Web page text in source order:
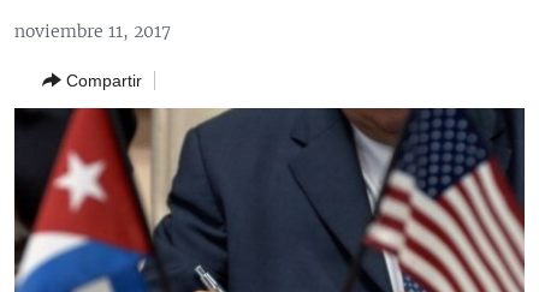
principal
búsqueda
SOBRE CUBA
ARTE Y ENTRETENIMIENTO
OPINIÓN GRÁFICA
AUDIOVISUALES MARTÍ
RADIO MARTÍ
noviembre 11, 2017
Compartir